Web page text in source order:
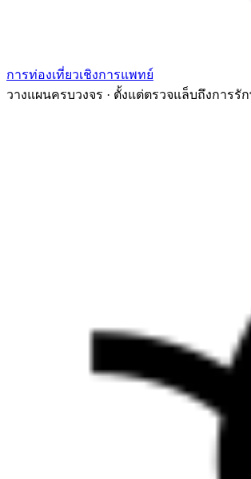
การท่องเที่ยวเชิงการแพทย์
วางแผนครบวงจร · ตั้งแต่ตรวจแล็บถึงการรั